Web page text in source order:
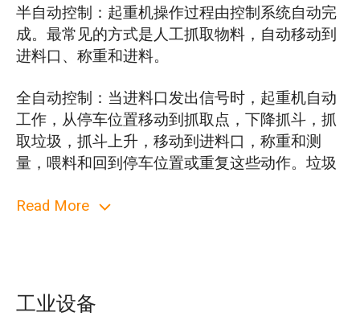
半自动控制：起重机操作过程由控制系统自动完
成。最常见的方式是人工抓取物料，自动移动到
进料口、称重和进料。
全自动控制：当进料口发出信号时，起重机自动
工作，从停车位置移动到抓取点，下降抓斗，抓
取垃圾，抓斗上升，移动到进料口，称重和测
量，喂料和回到停车位置或重复这些动作。垃圾
性气体。
Read More
工业设备